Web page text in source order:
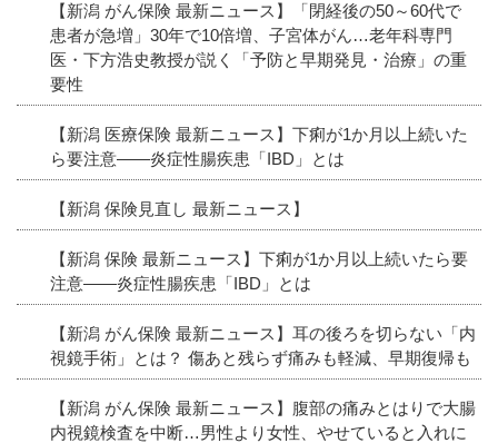
【新潟 がん保険 最新ニュース】「閉経後の50～60代で
患者が急増」30年で10倍増、子宮体がん…老年科専門
医・下方浩史教授が説く「予防と早期発見・治療」の重
要性
【新潟 医療保険 最新ニュース】下痢が1か月以上続いた
ら要注意――炎症性腸疾患「IBD」とは
【新潟 保険見直し 最新ニュース】
【新潟 保険 最新ニュース】下痢が1か月以上続いたら要
注意――炎症性腸疾患「IBD」とは
【新潟 がん保険 最新ニュース】耳の後ろを切らない「内
視鏡手術」とは？ 傷あと残らず痛みも軽減、早期復帰も
【新潟 がん保険 最新ニュース】腹部の痛みとはりで大腸
内視鏡検査を中断…男性より女性、やせていると入れに